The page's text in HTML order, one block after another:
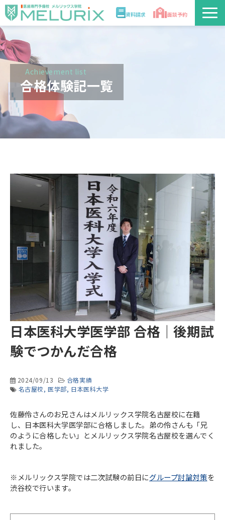
資料請求 面談予約
説明会/講座
校舎情報
入学案内
合格実績・合格体験記
医学部解答速報2026
Achievement list
合格体験記一覧
日本医科大学医学部 合格｜後期試
験でつかんだ合格
2024/09/13
合格実績
名古屋校 医学部 日本医科大学
佐藤伶さんのお兄さんはメルリックス学院名古屋校に在籍
し、日本医科大学医学部に合格しました。弟の伶さんも「兄
のように合格したい」とメルリックス学院名古屋校を選んでく
れました。
※メルリックス学院では二次試験の前日にグループ討論対策を
渋谷校で行います。